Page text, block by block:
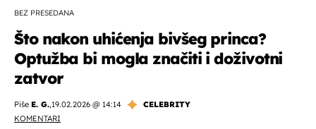
BEZ PRESEDANA
Što nakon uhićenja bivšeg princa?
Optužba bi mogla značiti i doživotni
zatvor
Piše E. G.,19.02.2026 @ 14:14
CELEBRITY
KOMENTARI